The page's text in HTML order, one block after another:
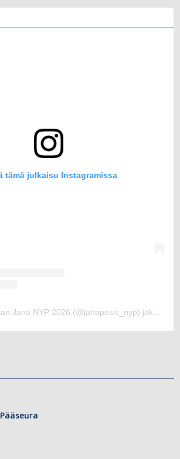
tämä julkaisu Instagramissa